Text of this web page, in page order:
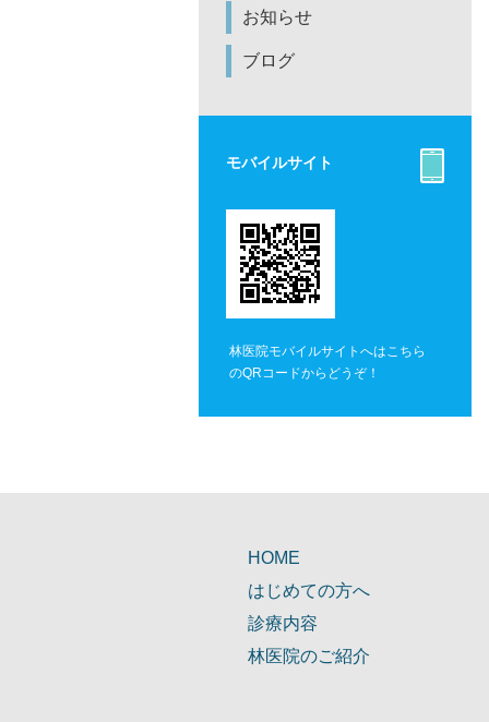
お知らせ
ブログ
モバイルサイト
林医院モバイルサイトへはこちら
のQRコードからどうぞ！
HOME
はじめての方へ
診療内容
林医院のご紹介